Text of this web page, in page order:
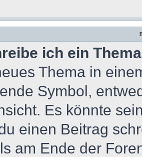
ich ein
Thema in
Symbol,
Es könnte
einen Beitrag
am Ende der